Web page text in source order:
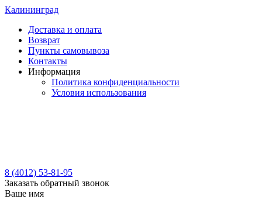
Калининград
Доставка и оплата
Возврат
Пункты самовывоза
Контакты
Информация
Политика конфиденциальности
Условия использования
8 (4012) 53-81-95
Заказать обратный звонок
Ваше имя